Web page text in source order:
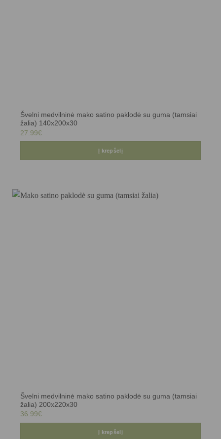
Švelni medvilninė mako satino paklodė su guma (tamsiai
žalia) 140x200x30
27.99€
Į krepšelį
Švelni medvilninė mako satino paklodė su guma (tamsiai
žalia) 200x220x30
36.99€
Į krepšelį